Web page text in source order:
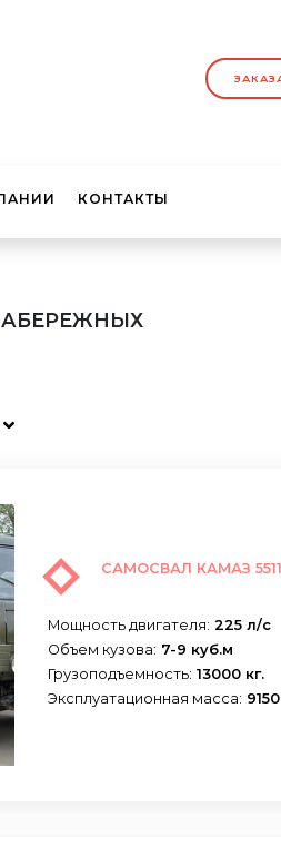
КОНТАКТЫ
САМОСВАЛ КАМАЗ
Мощность двигателя: 225 л/с
Объем кузова: 7-9 куб.м
Грузоподъемность: 13000 кг.
Эксплуатационная масса: